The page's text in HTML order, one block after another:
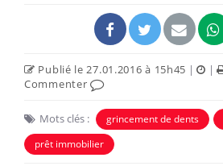
Publié le 27.01.2016 à 15h45 | |
Commenter
Mots clés : grincement de dents
prêt immobilier